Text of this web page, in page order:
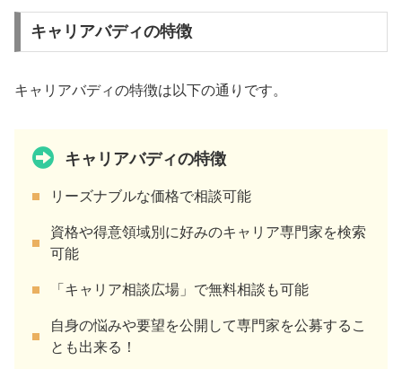
キャリアバディの特徴
キャリアバディの特徴は以下の通りです。
キャリアバディの特徴
リーズナブルな価格で相談可能
資格や得意領域別に好みのキャリア専門家を検索
可能
「キャリア相談広場」で無料相談も可能
自身の悩みや要望を公開して専門家を公募するこ
とも出来る！